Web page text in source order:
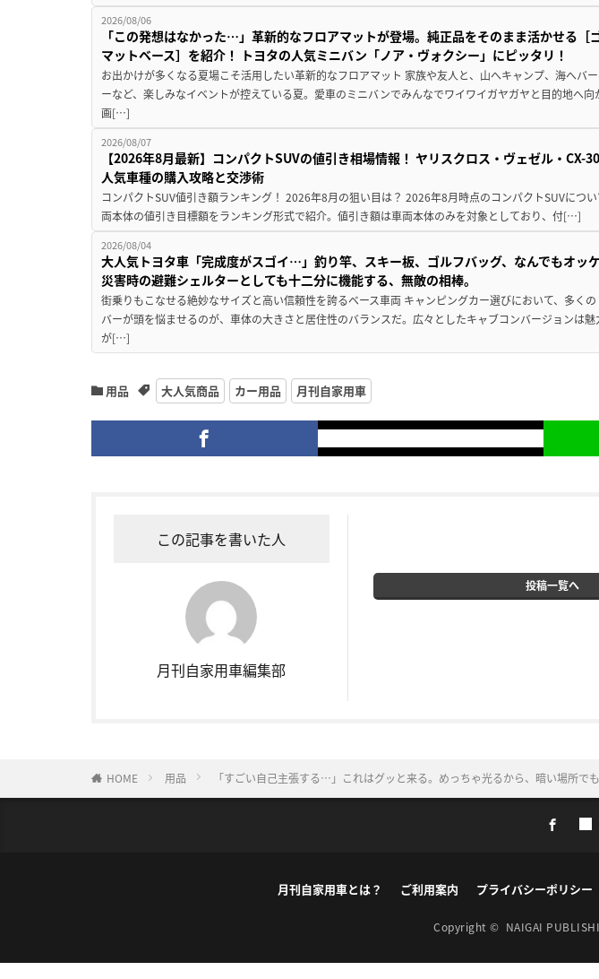
2026/08/06
「この発想はなかった…」革新的なフロアマットが登場。純正品をそのまま活かせる［
マットベース］を紹介！ トヨタの人気ミニバン「ノア・ヴォクシー」にピッタリ！
お出かけが多くなる夏場こそ活用したい革新的なフロアマット 家族や友人と、山へキャンプ、海へバー
ーなど、楽しみなイベントが控えている夏。愛車のミニバンでみんなでワイワイガヤガヤと目的地へ向
画[…]
2026/08/07
【2026年8月最新】コンパクトSUVの値引き相場情報！ ヤリスクロス・ヴェゼル・CX-
人気車種の購入攻略と交渉術
コンパクトSUV値引き額ランキング！ 2026年8月の狙い目は？ 2026年8月時点のコンパクトSUVにつ
両本体の値引き目標額をランキング形式で紹介。値引き額は車両本体のみを対象としており、付[…]
2026/08/04
大人気トヨタ車「完成度がスゴイ…」釣り竿、スキー板、ゴルフバッグ、なんでもオッケ
災害時の避難シェルターとしても十二分に機能する、無敵の相棒。
街乗りもこなせる絶妙なサイズと高い信頼性を誇るベース車両 キャンピングカー選びにおいて、多くの
バーが頭を悩ませるのが、車体の大きさと居住性のバランスだ。広々としたキャブコンバージョンは魅
が[…]
用品 大人気商品 カー用品 月刊自家用車
この記事を書いた人
月刊自家用車編集部
投稿一覧へ
HOME 用品 「すごい自己主張する…」これはグッと来る。めっちゃ光るから、暗い場所で
月刊自家用車とは？ ご利用案内 プライバシーポリシー
Copyright © NAIGAI